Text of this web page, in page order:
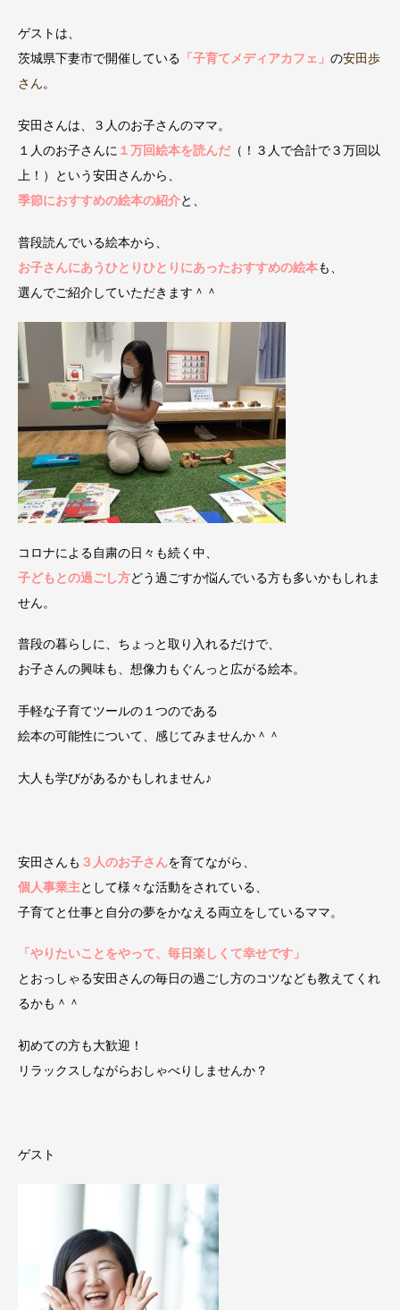
ゲストは、
茨城県下妻市で開催している 「子育てメディアカフェ」 の安田歩
さん。
安田さんは、３人のお子さんのママ。
１人のお子さんに １万回絵本を読んだ （！３人で合計で３万回以
上！）という安田さんから、
季節におすすめの絵本の紹介と、
普段読んでいる絵本から、
お子さんにあうひとりひとりにあったおすすめの絵本も、
選んでご紹介していただきます＾＾
コロナによる自粛の日々も続く中、
子どもとの過ごし方どう過ごすか悩んでいる方も多いかもしれま
せん。
普段の暮らしに、ちょっと取り入れるだけで、
お子さんの興味も、想像力もぐんっと広がる絵本。
手軽な子育てツールの１つのである
絵本の可能性について、感じてみませんか＾＾
大人も学びがあるかもしれません♪
安田さんも ３人のお子さんを育てながら、
個人事業主として様々な活動をされている、
子育てと仕事と自分の夢をかなえる両立をしているママ。
「やりたいことをやって、毎日楽しくて幸せです」
とおっしゃる安田さんの毎日の過ごし方のコツなども教えてくれ
るかも＾＾
初めての方も大歓迎！
リラックスしながらおしゃべりしませんか？
ゲスト